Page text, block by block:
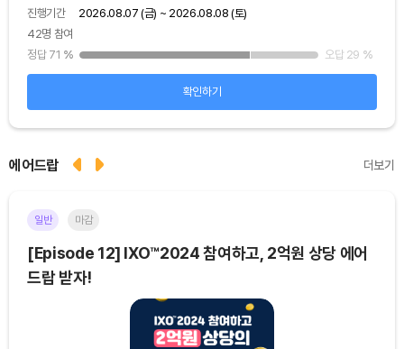
진행기간
2026.08.07 (금) ~ 2026.08.08 (토)
42명 참여
정답 71 % 오답 29 %
확인하기
에어드랍 더보기
일반 마감
[Episode 12] IXO™2024 참여하고, 2억원 상당 에어
드랍 받자!